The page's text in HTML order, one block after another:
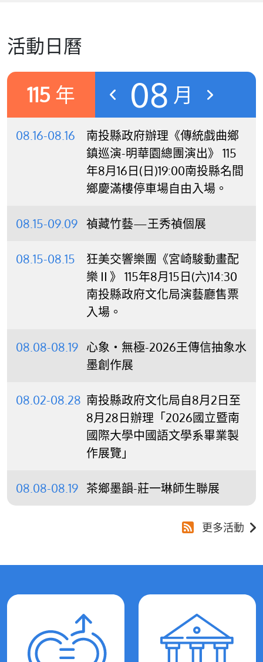
活動日曆
115 年 08 月
08.16-08.16
南投縣政府辦理《傳統戲曲鄉
鎮巡演-明華園總團演出》 115
年8月16日(日)19:00南投縣名間
鄉慶滿樓停車場自由入場。
08.15-09.09 禎藏竹藝—王秀禎個展
08.15-08.15
狂美交響樂團《宮崎駿動畫配
樂Ⅱ》 115年8月15日(六)14:30
南投縣政府文化局演藝廳售票
入場。
08.08-08.19 心象‧無極-2026王傳信抽象水
墨創作展
08.02-08.28 南投縣政府文化局自8月2日至
8月28日辦理「2026國立暨南
國際大學中國語文學系畢業製
作展覽」
08.08-08.19 茶鄉墨韻-莊一琳師生聯展
更多活動